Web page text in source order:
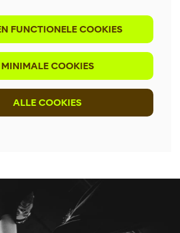
FUNCTIONELE COOKIES
MINIMALE COOKIES
ALLE COOKIES